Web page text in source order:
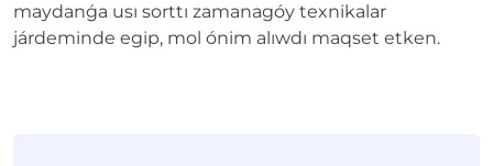
maydanǵa usı sorttı zamanagóy texnikalar
járdeminde egip, mol ónim alıwdı maqset etken.